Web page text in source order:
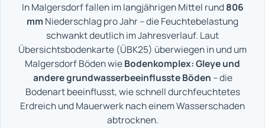
In Malgersdorf fallen im langjährigen Mittel rund 806
mm Niederschlag pro Jahr – die Feuchtebelastung
schwankt deutlich im Jahresverlauf. Laut
Übersichtsbodenkarte (ÜBK25) überwiegen in und um
Malgersdorf Böden wieBodenkomplex: Gleye und
andere grundwasserbeeinflusste Böden – die
Bodenart beeinflusst, wie schnell durchfeuchtetes
Erdreich und Mauerwerk nach einem Wasserschaden
abtrocknen.